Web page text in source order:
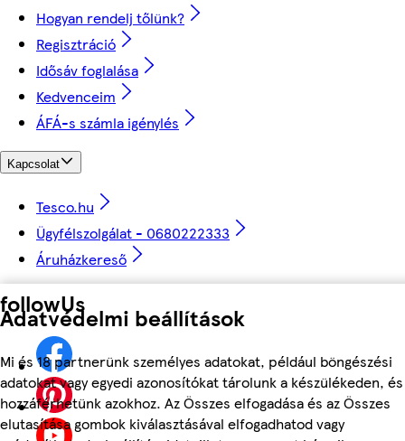
Adatvédelmi beállítások
Mi és 18 partnerünk személyes adatokat, például böngészési
adatokat vagy egyedi azonosítókat tárolunk a készülékeden, és
hozzáférhetünk azokhoz. Az Összes elfogadása és az Összes
elutasítása gombok kiválasztásával elfogadhatod vagy
Hogyan rendelj tőlünk?
Regisztráció
Idősáv foglalása
Kedvenceim
ÁFÁ-s számla igénylés
Kapcsolat
Tesco.hu
Ügyfélszolgálat - 0680222333
Áruházkereső
followUs